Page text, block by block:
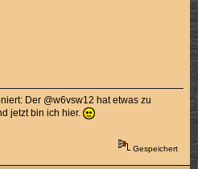
Der @w6vsw12 hat etwas zu
jetzt bin ich hier.
Gespeichert